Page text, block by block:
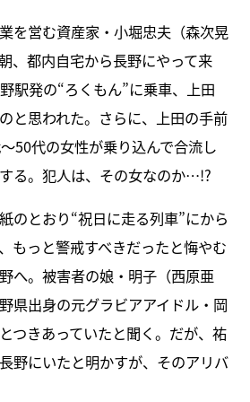
を営む資産家・小堀忠夫（森次晃
、都内自宅から長野にやって来
駅発の“ろくもん”に乗車、上田
と思われた。さらに、上田の手前
50代の女性が乗り込んで合流し
る。犯人は、その女なのか…!?
のとおり“祝日に走る列車”にから
もっと警戒すべきだったと悔やむ
へ。被害者の娘・明子（西原亜
県出身の元グラビアアイドル・岡
つきあっていたと聞く。だが、祐
野にいたと明かすが、そのアリバ